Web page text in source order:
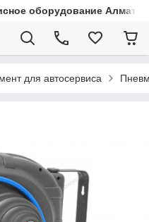
оборудование Алматы
для автосервиса